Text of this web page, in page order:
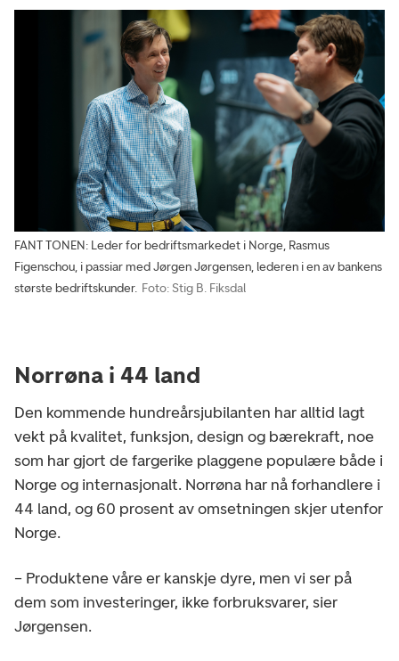
FANT TONEN: Leder for bedriftsmarkedet i Norge, Rasmus
Figenschou, i passiar med Jørgen Jørgensen, lederen i en av bankens
største bedriftskunder. Foto: Stig B. Fiksdal
Norrøna i 44 land
Den kommende hundreårsjubilanten har alltid lagt
vekt på kvalitet, funksjon, design og bærekraft, noe
som har gjort de fargerike plaggene populære både i
Norge og internasjonalt. Norrøna har nå forhandlere i
44 land, og 60 prosent av omsetningen skjer utenfor
Norge.
– Produktene våre er kanskje dyre, men vi ser på
dem som investeringer, ikke forbruksvarer, sier
Jørgensen.